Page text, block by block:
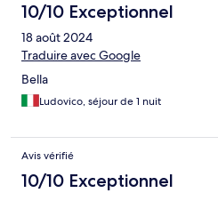
10/10 Exceptionnel
18 août 2024
Traduire avec Google
Bella
Ludovico, séjour de 1 nuit
Avis vérifié
10/10 Exceptionnel